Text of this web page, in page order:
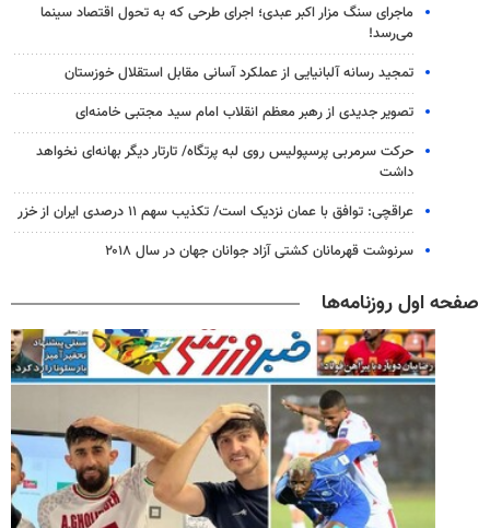
ماجرای سنگ مزار اکبر عبدی؛ اجرای طرحی که به تحول اقتصاد سینما
می‌رسد!
تمجید رسانه آلبانیایی از عملکرد آسانی مقابل استقلال خوزستان
تصویر جدیدی از رهبر معظم انقلاب امام سید مجتبی خامنه‌ای
حرکت سرمربی پرسپولیس روی لبه پرتگاه/ تارتار دیگر بهانه‌ای نخواهد
داشت
عراقچی: توافق با عمان نزدیک است/ تکذیب سهم ۱۱ درصدی ایران از خزر
سرنوشت قهرمانان کشتی آزاد جوانان جهان در سال ۲۰۱۸
صفحه اول روزنامه‌ها